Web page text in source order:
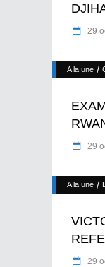
29
A la une /
29
A la une /
29